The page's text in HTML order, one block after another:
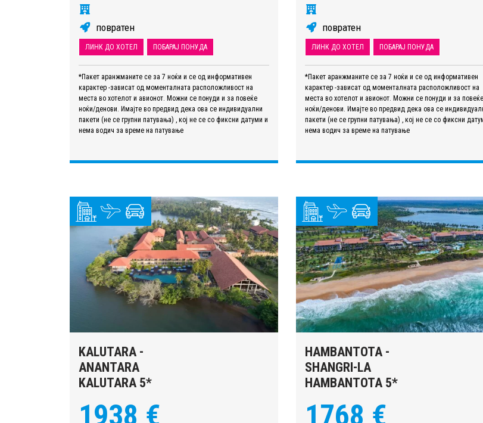
повратен
ЛИНК ДО ХОТЕЛ ПОБАРАЈ ПОНУДА
*Пакет аранжманите се за 7 ноќи и се од информативен
карактер -зависат од моменталната расположливост на
места во хотелот и авионот. Можни се понуди и за повеќе
ноќи/денови. Имајте во предвид дека ова се индивидуални
пакети (не се групни патувања) , кој не се со фиксни датуми и
нема водич за време на патување
повратен
ЛИНК ДО ХОТЕЛ ПОБАРАЈ ПОНУДА
*Пакет аранжманите се за 7 ноќи и се од информативен
карактер -зависат од моменталната расположливост на
места во хотелот и авионот. Можни се понуди и за повеќе
ноќи/денови. Имајте во предвид дека ова се
пакети (не се групни патувања) , кој не се со фиксни
нема водич за време на патување
KALUTARA -
ANANTARA
KALUTARA 5*
1938 €
HAMBANTOTA -
SHANGRI-LA
HAMBANTOTA 5*
1768 €